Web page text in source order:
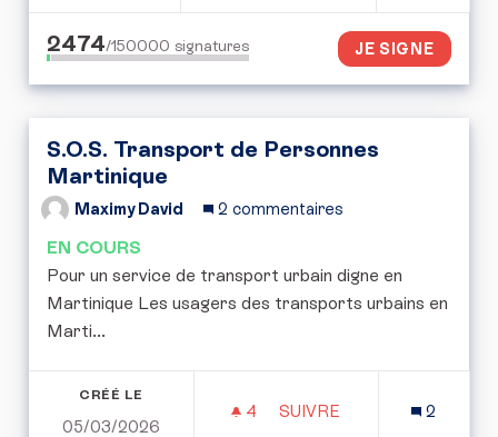
2474/150000 signatures JE SIGNE
S.O.S. Transport de Personnes
Martinique
Maximy David 2 commentaires
EN COURS
Pour un service de transport urbain digne en
Martinique Les usagers des transports urbains en
Marti...
CRÉÉ LE
05/03/2026
4 4 ABONNÉS
SUIVRE
2